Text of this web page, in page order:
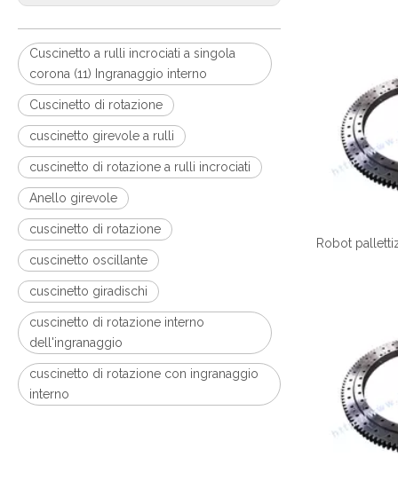
Cuscinetto a rulli incrociati a singola
corona (11) Ingranaggio interno
Cuscinetto di rotazione
cuscinetto girevole a rulli
cuscinetto di rotazione a rulli incrociati
Anello girevole
cuscinetto di rotazione
cuscinetto oscillante
cuscinetto giradischi
cuscinetto di rotazione interno
dell'ingranaggio
cuscinetto di rotazione con ingranaggio
interno